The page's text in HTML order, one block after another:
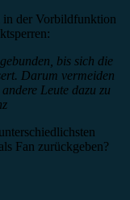
in der Vorbildfunktion
bis sich die
Darum vermeiden
Leute dazu zu
Fan zurückgeben?